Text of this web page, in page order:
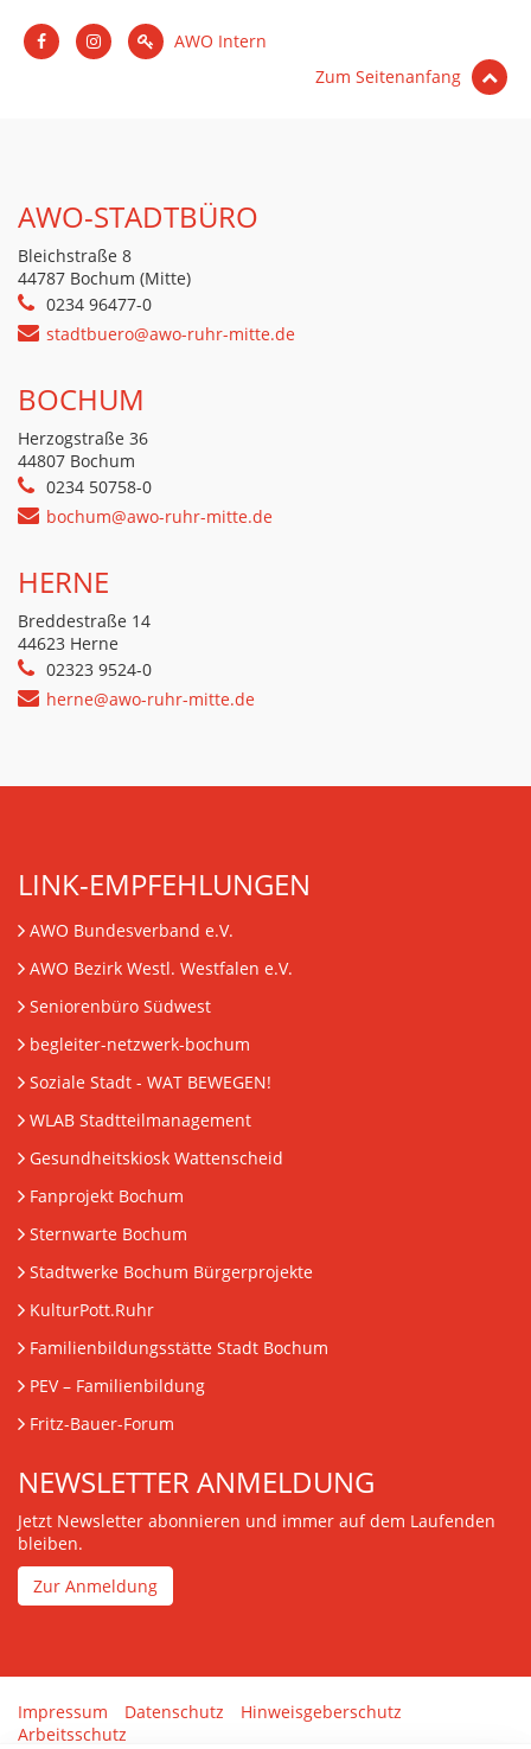
AWO Intern
Zum Seitenanfang
AWO-STADTBÜRO
Bleichstraße 8
44787 Bochum (Mitte)
0234 96477-0
stadtbuero@awo-ruhr-mitte.de
BOCHUM
Herzogstraße 36
44807 Bochum
0234 50758-0
bochum@awo-ruhr-mitte.de
HERNE
Breddestraße 14
44623 Herne
02323 9524-0
herne@awo-ruhr-mitte.de
LINK-EMPFEHLUNGEN
AWO Bundesverband e.V.
AWO Bezirk Westl. Westfalen e.V.
Seniorenbüro Südwest
begleiter-netzwerk-bochum
Soziale Stadt - WAT BEWEGEN!
WLAB Stadtteilmanagement
Gesundheitskiosk Wattenscheid
Fanprojekt Bochum
Sternwarte Bochum
Stadtwerke Bochum Bürgerprojekte
KulturPott.Ruhr
Familienbildungsstätte Stadt Bochum
PEV– Familienbildung
Fritz-Bauer-Forum
NEWSLETTER ANMELDUNG
Jetzt Newsletter abonnieren und immer auf dem Laufenden
bleiben.
Zur Anmeldung
Impressum Datenschutz
Hinweisgeberschutz
Arbeitsschutz